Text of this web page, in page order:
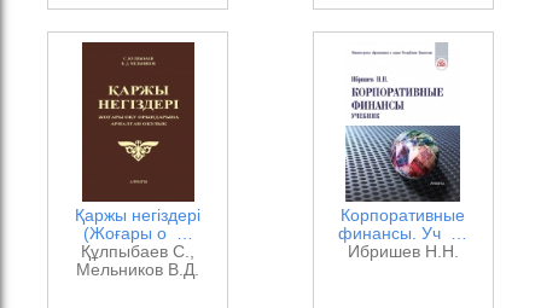
Қаржы негіздері
(Жоғары о …
Құлпыбаев С.,
Мельников В.Д.
Корпоративные
финансы. Уч …
Ибришев Н.Н.